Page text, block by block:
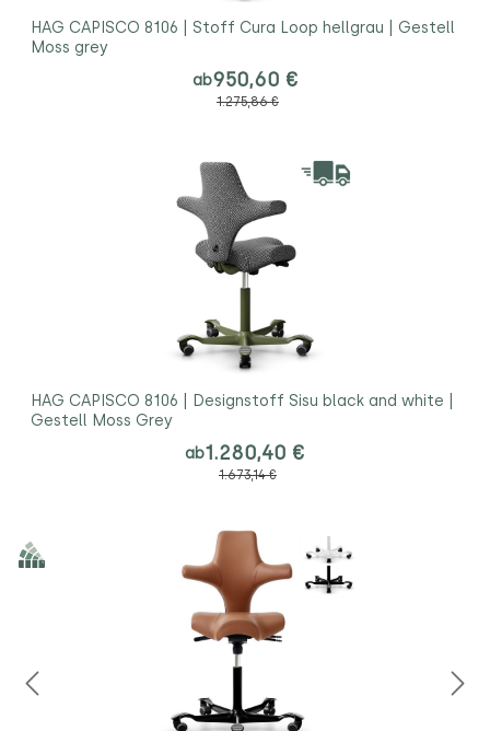
HAG CAPISCO 8106 | Stoff Cura Loop hellgrau | Gestell
Moss grey
ab950,60 €
1.275,86 €
HAG CAPISCO 8106 | Designstoff Sisu black and white |
Gestell Moss Grey
ab1.280,40 €
1.673,14 €